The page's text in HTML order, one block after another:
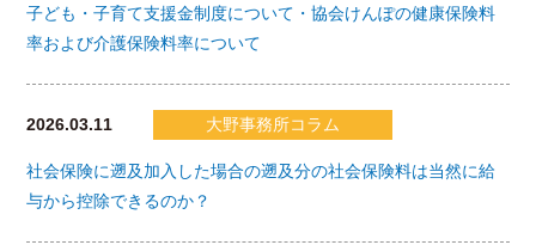
子ども・子育て支援金制度について・協会けんぽの健康保険料
率および介護保険料率について
2026.03.11 大野事務所コラム
社会保険に遡及加入した場合の遡及分の社会保険料は当然に給
与から控除できるのか？